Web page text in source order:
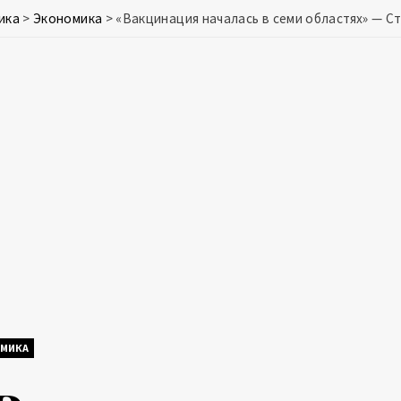
> Экономика > «Вакцинация началась в семи областях» —